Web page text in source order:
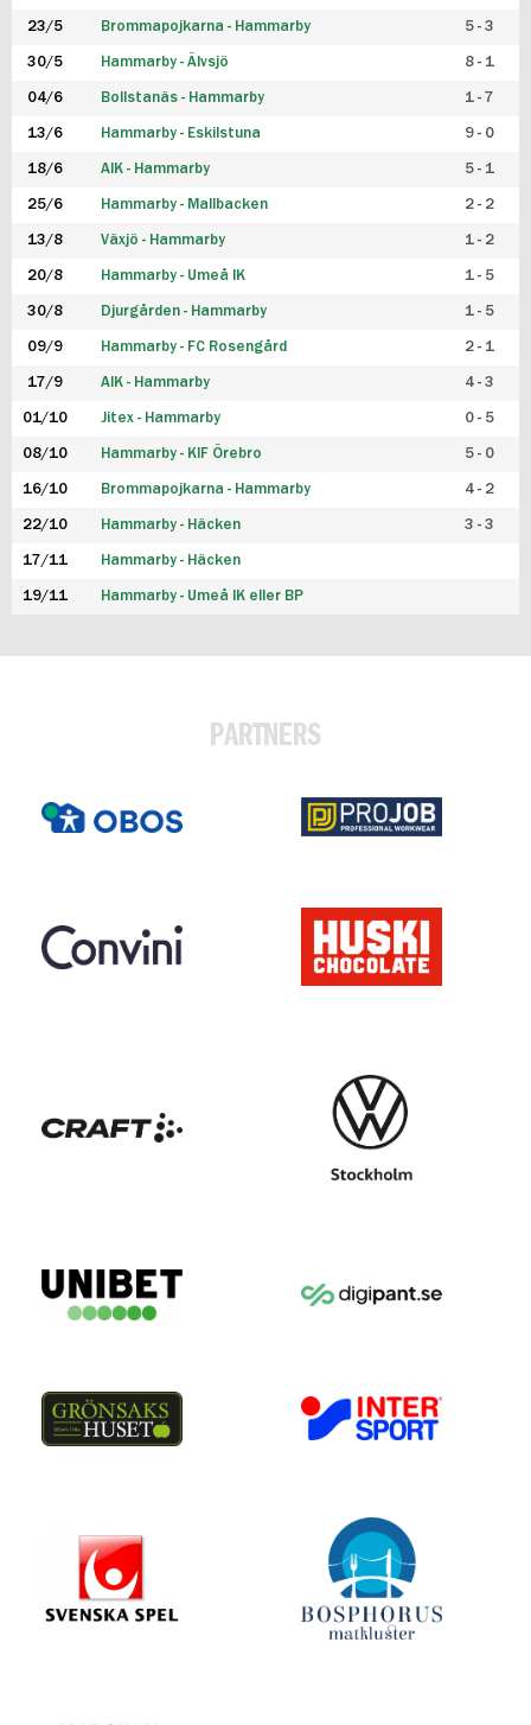
23/5 Brommapojkarna - Hammarby 5 - 3
30/5 Hammarby - Älvsjö 8 - 1
04/6 Bollstanäs - Hammarby 1 - 7
13/6 Hammarby - Eskilstuna 9 - 0
18/6 AIK - Hammarby 5 - 1
25/6 Hammarby - Mallbacken 2 - 2
13/8 Växjö - Hammarby 1 - 2
20/8 Hammarby - Umeå IK 1 - 5
30/8 Djurgården - Hammarby 1 - 5
09/9 Hammarby - FC Rosengård 2 - 1
17/9 AIK - Hammarby 4 - 3
01/10 Jitex - Hammarby 0 - 5
08/10 Hammarby - KIF Örebro 5 - 0
16/10 Brommapojkarna - Hammarby 4 - 2
22/10 Hammarby - Häcken 3 - 3
17/11 Hammarby - Häcken
19/11 Hammarby - Umeå IK eller BP
PARTNERS